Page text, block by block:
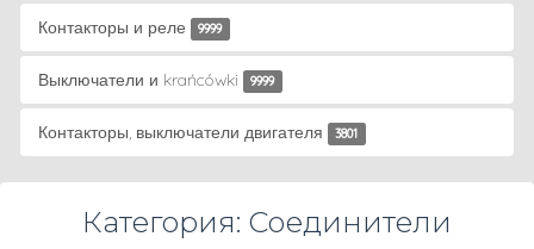
Контакторы и реле 9999
Выключатели и krańcówki 9999
Контакторы, выключатели двигателя 3801
Категория: Соединители